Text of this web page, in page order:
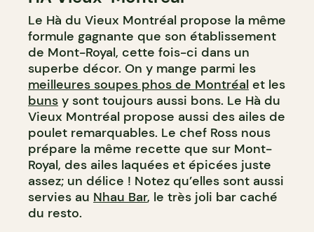
Le Hà du Vieux Montréal propose la même
formule gagnante que son établissement
de Mont-Royal, cette fois-ci dans un
superbe décor. On y mange parmi les
meilleures soupes phos de Montréal et les
buns y sont toujours aussi bons. Le Hà du
Vieux Montréal propose aussi des ailes de
poulet remarquables. Le chef Ross nous
prépare la même recette que sur Mont-
Royal, des ailes laquées et épicées juste
assez; un délice ! Notez qu’elles sont aussi
servies au Nhau Bar, le très joli bar caché
du resto.